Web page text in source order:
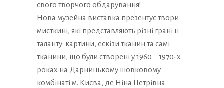
свого творчого обдарування!
Нова музейна виставка презентує твори
мисткині, які представляють різні грані її
таланту: картини, ескізи тканин та самі
тканини, що були створені у 1960 – 1970-х
роках на Дарницькому шовковому
комбінаті м. Києва, де Ніна Петрівна